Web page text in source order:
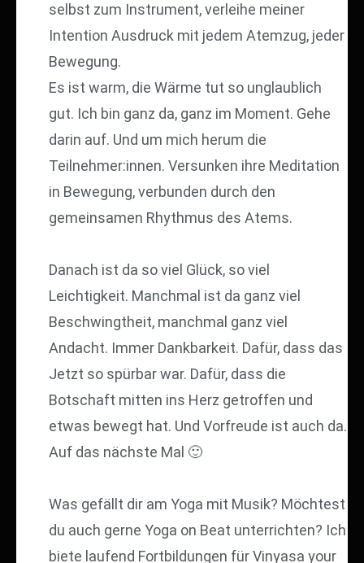
selbst zum Instrument, verleihe meiner
Intention Ausdruck mit jedem Atemzug, jeder
Bewegung.
Es ist warm, die Wärme tut so unglaublich
gut. Ich bin ganz da, ganz im Moment. Gehe
darin auf. Und um mich herum die
Teilnehmer:innen. Versunken ihre Meditation
in Bewegung, verbunden durch den
gemeinsamen Rhythmus des Atems.
Danach ist da so viel Glück, so viel
Leichtigkeit. Manchmal ist da ganz viel
Beschwingtheit, manchmal ganz viel
Andacht. Immer Dankbarkeit. Dafür, dass das
Jetzt so spürbar war. Dafür, dass die
Botschaft mitten ins Herz getroffen und
etwas bewegt hat. Und Vorfreude ist auch da.
Auf das nächste Mal 🙂
Was gefällt dir am Yoga mit Musik? Möchtest
du auch gerne Yoga on Beat unterrichten? Ich
biete laufend Fortbildungen für Vinyasa your